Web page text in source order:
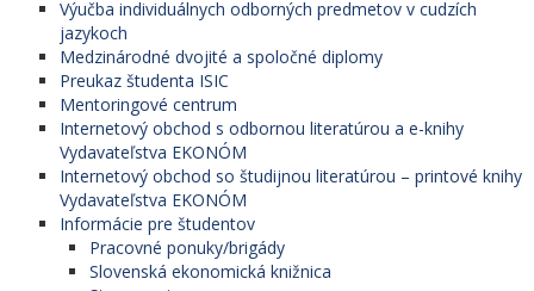
Výučba individuálnych odborných predmetov v cudzích
jazykoch
Medzinárodné dvojité a spoločné diplomy
Preukaz študenta ISIC
Mentoringové centrum
Internetový obchod s odbornou literatúrou a e-knihy
Vydavateľstva EKONÓM
Internetový obchod so študijnou literatúrou – printové knihy
Vydavateľstva EKONÓM
Informácie pre študentov
Pracovné ponuky/brigády
Slovenská ekonomická knižnica